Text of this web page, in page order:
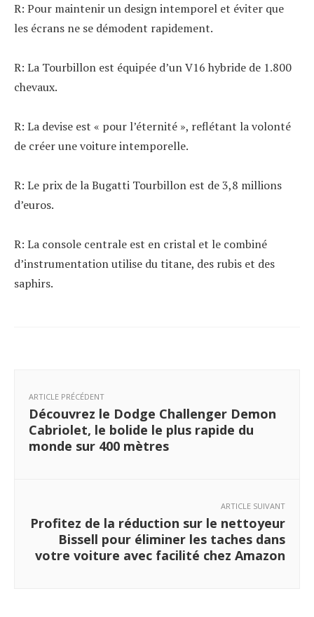
R: Pour maintenir un design intemporel et éviter que
les écrans ne se démodent rapidement.
R: La Tourbillon est équipée d’un V16 hybride de 1.800
chevaux.
R: La devise est « pour l’éternité », reflétant la volonté
de créer une voiture intemporelle.
R: Le prix de la Bugatti Tourbillon est de 3,8 millions
d’euros.
R: La console centrale est en cristal et le combiné
d’instrumentation utilise du titane, des rubis et des
saphirs.
ARTICLE PRÉCÉDENT
Découvrez le Dodge Challenger Demon
Cabriolet, le bolide le plus rapide du
monde sur 400 mètres
ARTICLE SUIVANT
Profitez de la réduction sur le nettoyeur
Bissell pour éliminer les taches dans
votre voiture avec facilité chez Amazon